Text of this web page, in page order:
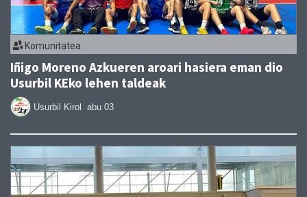
Komunitatea
Iñigo Moreno Azkueren aroari hasiera eman dio
Usurbil KEko lehen taldeak
Usurbil Kirol abu 03